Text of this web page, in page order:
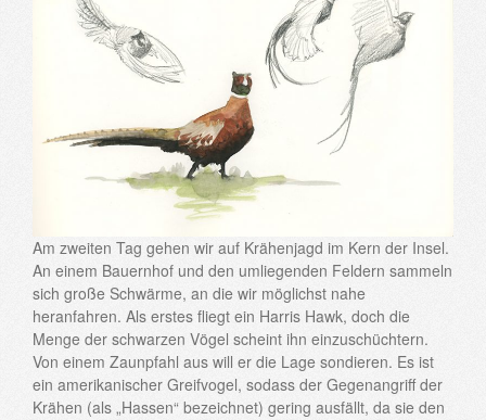
Am zweiten Tag gehen wir auf Krähenjagd im Kern der Insel.
An einem Bauernhof und den umliegenden Feldern sammeln
sich große Schwärme, an die wir möglichst nahe
heranfahren. Als erstes fliegt ein Harris Hawk, doch die
Menge der schwarzen Vögel scheint ihn einzuschüchtern.
Von einem Zaunpfahl aus will er die Lage sondieren. Es ist
ein amerikanischer Greifvogel, sodass der Gegenangriff der
Krähen (als „Hassen“ bezeichnet) gering ausfällt, da sie den